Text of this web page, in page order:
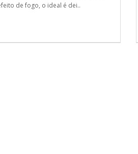
de fogo, o ideal é dei..